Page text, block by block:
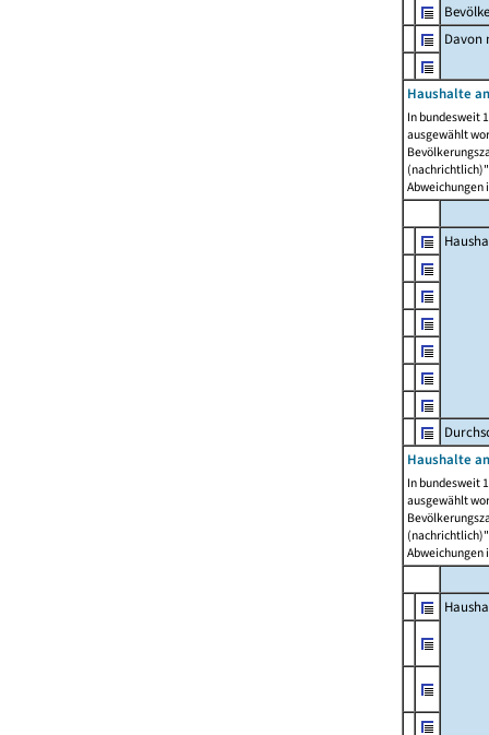
Davon
Haushalte
In bundesweit
ausgewählt
Abweichungen
Haushalte
In bundesweit
ausgewählt
Abweichungen